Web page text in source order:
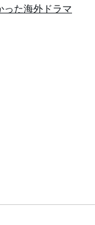
た海外ドラマ